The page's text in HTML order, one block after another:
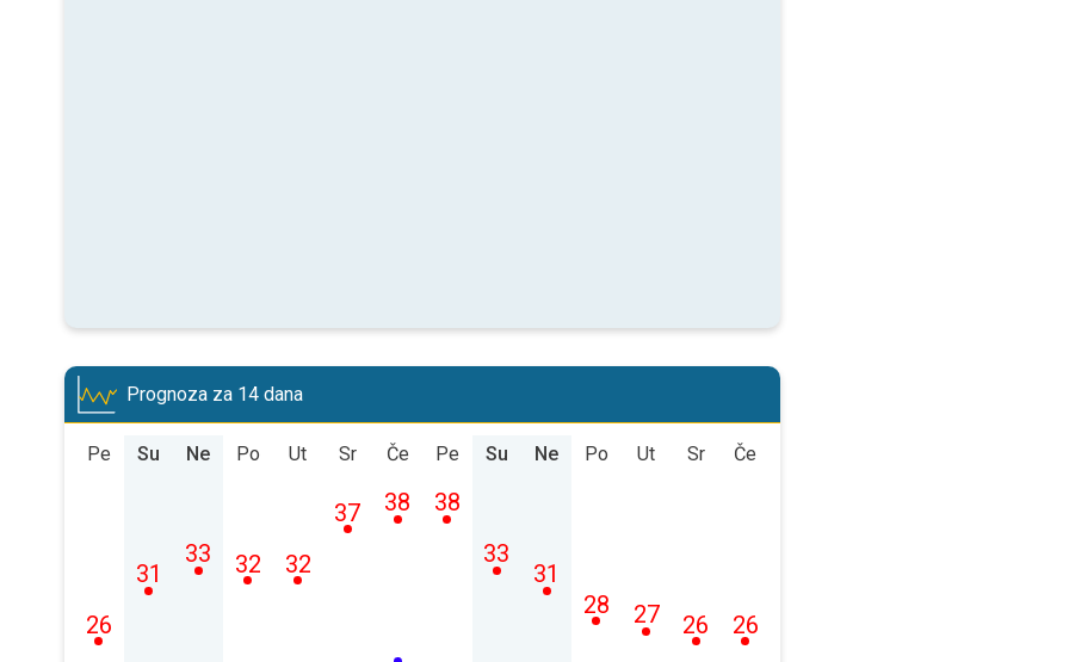
Prognoza za 14 dana
Pe
26
Su
31
Ne
33
Po
32
Ut
32
Sr
37
Če
38
Pe
38
Su
33
Ne
31
Po
28
Ut
27
Sr
26
Če
26